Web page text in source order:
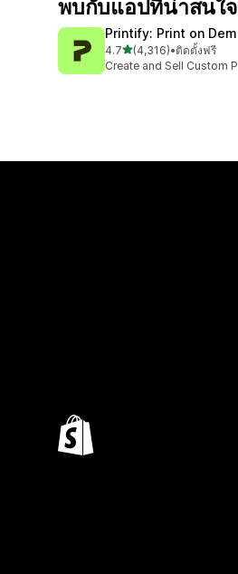
พบกับแอปที่น่าสนใจ
Printify: Print on
4.7เต็ม 5 ดาว
(4,316)
ทั้งหมด 4316 รีวิว
•ติดตั้งฟรี
Create and Sell Custom